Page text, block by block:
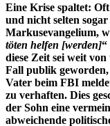
Eine Krise spaltet:
und nicht selten
Markusevangelium,
töten helfen [werden]“
diese Zeit sei weit
Fall publik geworden,
Vater beim FBI
zu verhaften. Dies
der Sohn eine
abweichende